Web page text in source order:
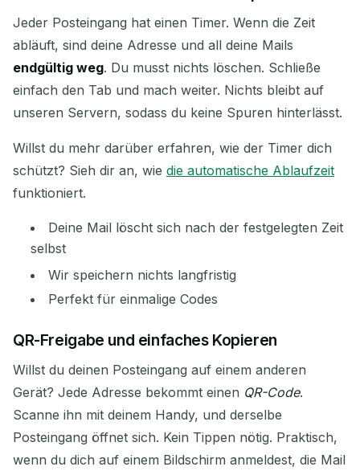
Jeder Posteingang hat einen Timer. Wenn die Zeit
abläuft, sind deine Adresse und all deine Mails
endgültig weg. Du musst nichts löschen. Schließe
einfach den Tab und mach weiter. Nichts bleibt auf
unseren Servern, sodass du keine Spuren hinterlässt.
Willst du mehr darüber erfahren, wie der Timer dich
schützt? Sieh dir an, wie die automatische Ablaufzeit
funktioniert.
Deine Mail löscht sich nach der festgelegten Zeit
selbst
Wir speichern nichts langfristig
Perfekt für einmalige Codes
QR-Freigabe und einfaches Kopieren
Willst du deinen Posteingang auf einem anderen
Gerät? Jede Adresse bekommt einen QR-Code.
Scanne ihn mit deinem Handy, und derselbe
Posteingang öffnet sich. Kein Tippen nötig. Praktisch,
wenn du dich auf einem Bildschirm anmeldest, die Mail